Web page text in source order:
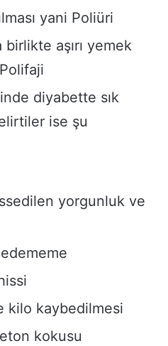
yani Poliüri
birlikte aşırı yemek
diyabette sık
ise şu
yorgunluk ve
kilo kaybedilmesi
kokusu